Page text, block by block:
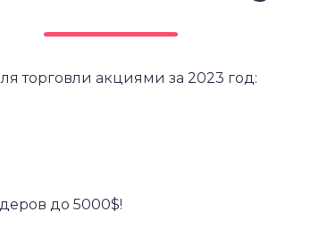
торговли акциями за 2023 год:
до 5000$!